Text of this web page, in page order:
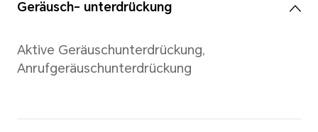
Batterie
Akku Kapazität
Ohrhörer: 58 mAh